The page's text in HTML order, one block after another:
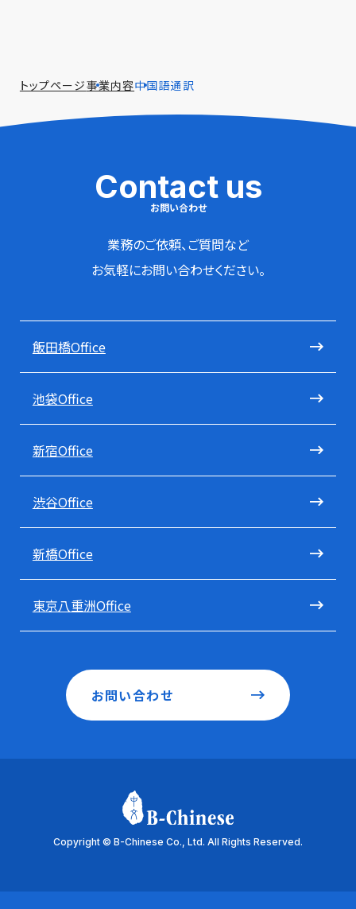
トップページ事業内容中国語通訳
Contact us
お問い合わせ
業務のご依頼、ご質問など
お気軽にお問い合わせください。
飯田橋Office
池袋Office
新宿Office
渋谷Office
新橋Office
東京八重洲Office
お問い合わせ
Copyright © B-Chinese Co., Ltd. All Rights Reserved.